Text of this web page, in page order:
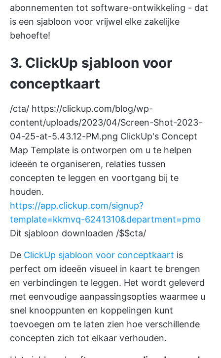
abonnementen tot software-ontwikkeling - dat
is een sjabloon voor vrijwel elke zakelijke
behoefte!
3. ClickUp sjabloon voor
conceptkaart
/cta/ https://clickup.com/blog/wp-
content/uploads/2023/04/Screen-Shot-2023-
04-25-at-5.43.12-PM.png ClickUp's Concept
Map Template is ontworpen om u te helpen
ideeën te organiseren, relaties tussen
concepten te leggen en voortgang bij te
houden.
https://app.clickup.com/signup?
template=kkmvq-6241310&department=pmo
Dit sjabloon downloaden /$$cta/
De ClickUp sjabloon voor conceptkaart is
perfect om ideeën visueel in kaart te brengen
en verbindingen te leggen. Het wordt geleverd
met eenvoudige aanpassingsopties waarmee u
snel knooppunten en koppelingen kunt
toevoegen om te laten zien hoe verschillende
concepten zich tot elkaar verhouden.